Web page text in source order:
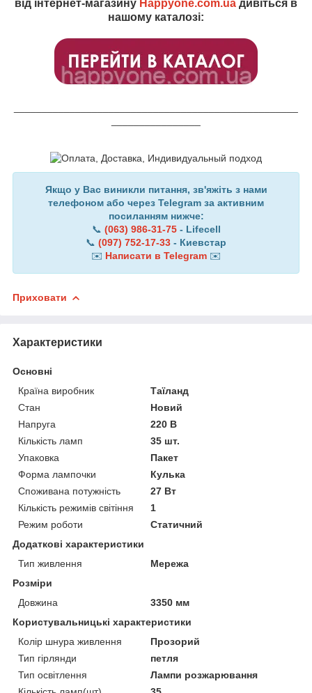
від інтернет-магазину Happyone.com.ua дивіться в
нашому каталозі:
Якщо у Вас виникли питання, зв'яжіть з нами
телефоном або через Telegram за активним
посиланням нижче:
📞 (063) 986-31-75- Lifecell
📞 (097) 752-17-33 - Киевстар
✉️ Написати в Telegram ✉️
Приховати
Характеристики
Основні
Країна виробник
Таїланд
Стан
Новий
Напруга
220 В
Кількість ламп
35 шт.
Упаковка
Пакет
Форма лампочки
Кулька
Споживана потужність
27 Вт
Кількість режимів світіння
1
Режим роботи
Статичний
Додаткові характеристики
Тип живлення
Мережа
Розміри
Довжина
3350 мм
Користувальницькі характеристики
Колір шнура живлення
Прозорий
Тип гірлянди
петля
Тип освітлення
Лампи розжарювання